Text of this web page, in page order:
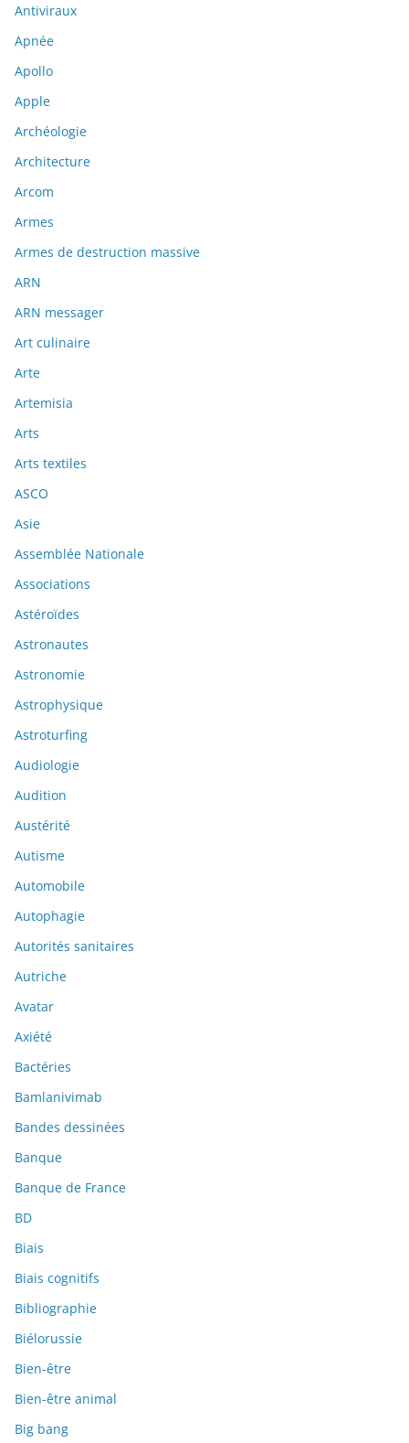
Antiviraux
Apnée
Apollo
Apple
Archéologie
Architecture
Arcom
Armes
Armes de destruction massive
ARN
ARN messager
Art culinaire
Arte
Artemisia
Arts
Arts textiles
ASCO
Asie
Assemblée Nationale
Associations
Astéroïdes
Astronautes
Astronomie
Astrophysique
Astroturfing
Audiologie
Audition
Austérité
Autisme
Automobile
Autophagie
Autorités sanitaires
Autriche
Avatar
Axiété
Bactéries
Bamlanivimab
Bandes dessinées
Banque
Banque de France
BD
Biais
Biais cognitifs
Bibliographie
Biélorussie
Bien-être
Bien-être animal
Big bang